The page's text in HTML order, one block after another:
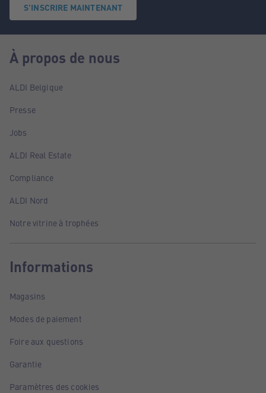
S'INSCRIRE MAINTENANT
À propos de nous
ALDI Belgique
Presse
Jobs
ALDI Real Estate
Compliance
ALDI Nord
Notre vitrine à trophées
Informations
Magasins
Modes de paiement
Foire aux questions
Garantie
Paramètres des cookies